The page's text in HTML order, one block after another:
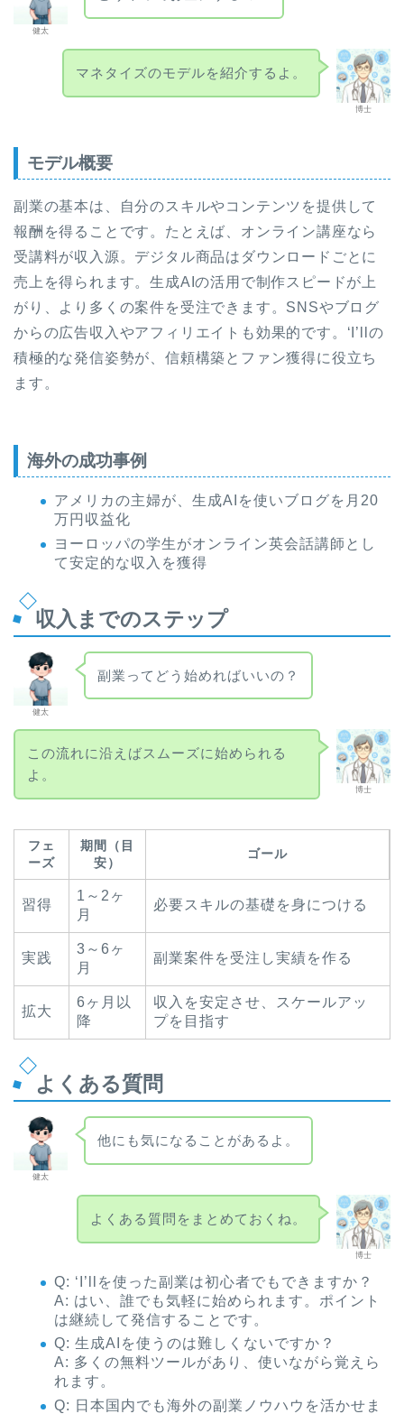
健太
博士
マネタイズのモデルを紹介するよ。
モデル概要
副業の基本は、自分のスキルやコンテンツを提供して
報酬を得ることです。たとえば、オンライン講座なら
受講料が収入源。デジタル商品はダウンロードごとに
売上を得られます。生成AIの活用で制作スピードが上
がり、より多くの案件を受注できます。SNSやブログ
からの広告収入やアフィリエイトも効果的です。‘I’llの
積極的な発信姿勢が、信頼構築とファン獲得に役立ち
ます。
海外の成功事例
アメリカの主婦が、生成AIを使いブログを月20
万円収益化
ヨーロッパの学生がオンライン英会話講師とし
て安定的な収入を獲得
収入までのステップ
健太
副業ってどう始めればいいの？
博士
この流れに沿えばスムーズに始められる
よ。
フェ
ーズ
期間（目
安）
ゴール
習得
1～2ヶ
月
必要スキルの基礎を身につける
実践
3～6ヶ
月
副業案件を受注し実績を作る
拡大
6ヶ月以
降
収入を安定させ、スケールアッ
プを目指す
よくある質問
健太
他にも気になることがあるよ。
博士
よくある質問をまとめておくね。
Q: ‘I’llを使った副業は初心者でもできますか？
A: はい、誰でも気軽に始められます。ポイント
は継続して発信することです。
Q: 生成AIを使うのは難しくないですか？
A: 多くの無料ツールがあり、使いながら覚えら
れます。
Q: 日本国内でも海外の副業ノウハウを活かせま